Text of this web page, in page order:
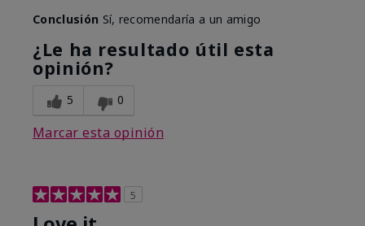
Conclusión Sí, recomendaría a un amigo
¿Le ha resultado útil esta
opinión?
5 0
Marcar esta opinión
5